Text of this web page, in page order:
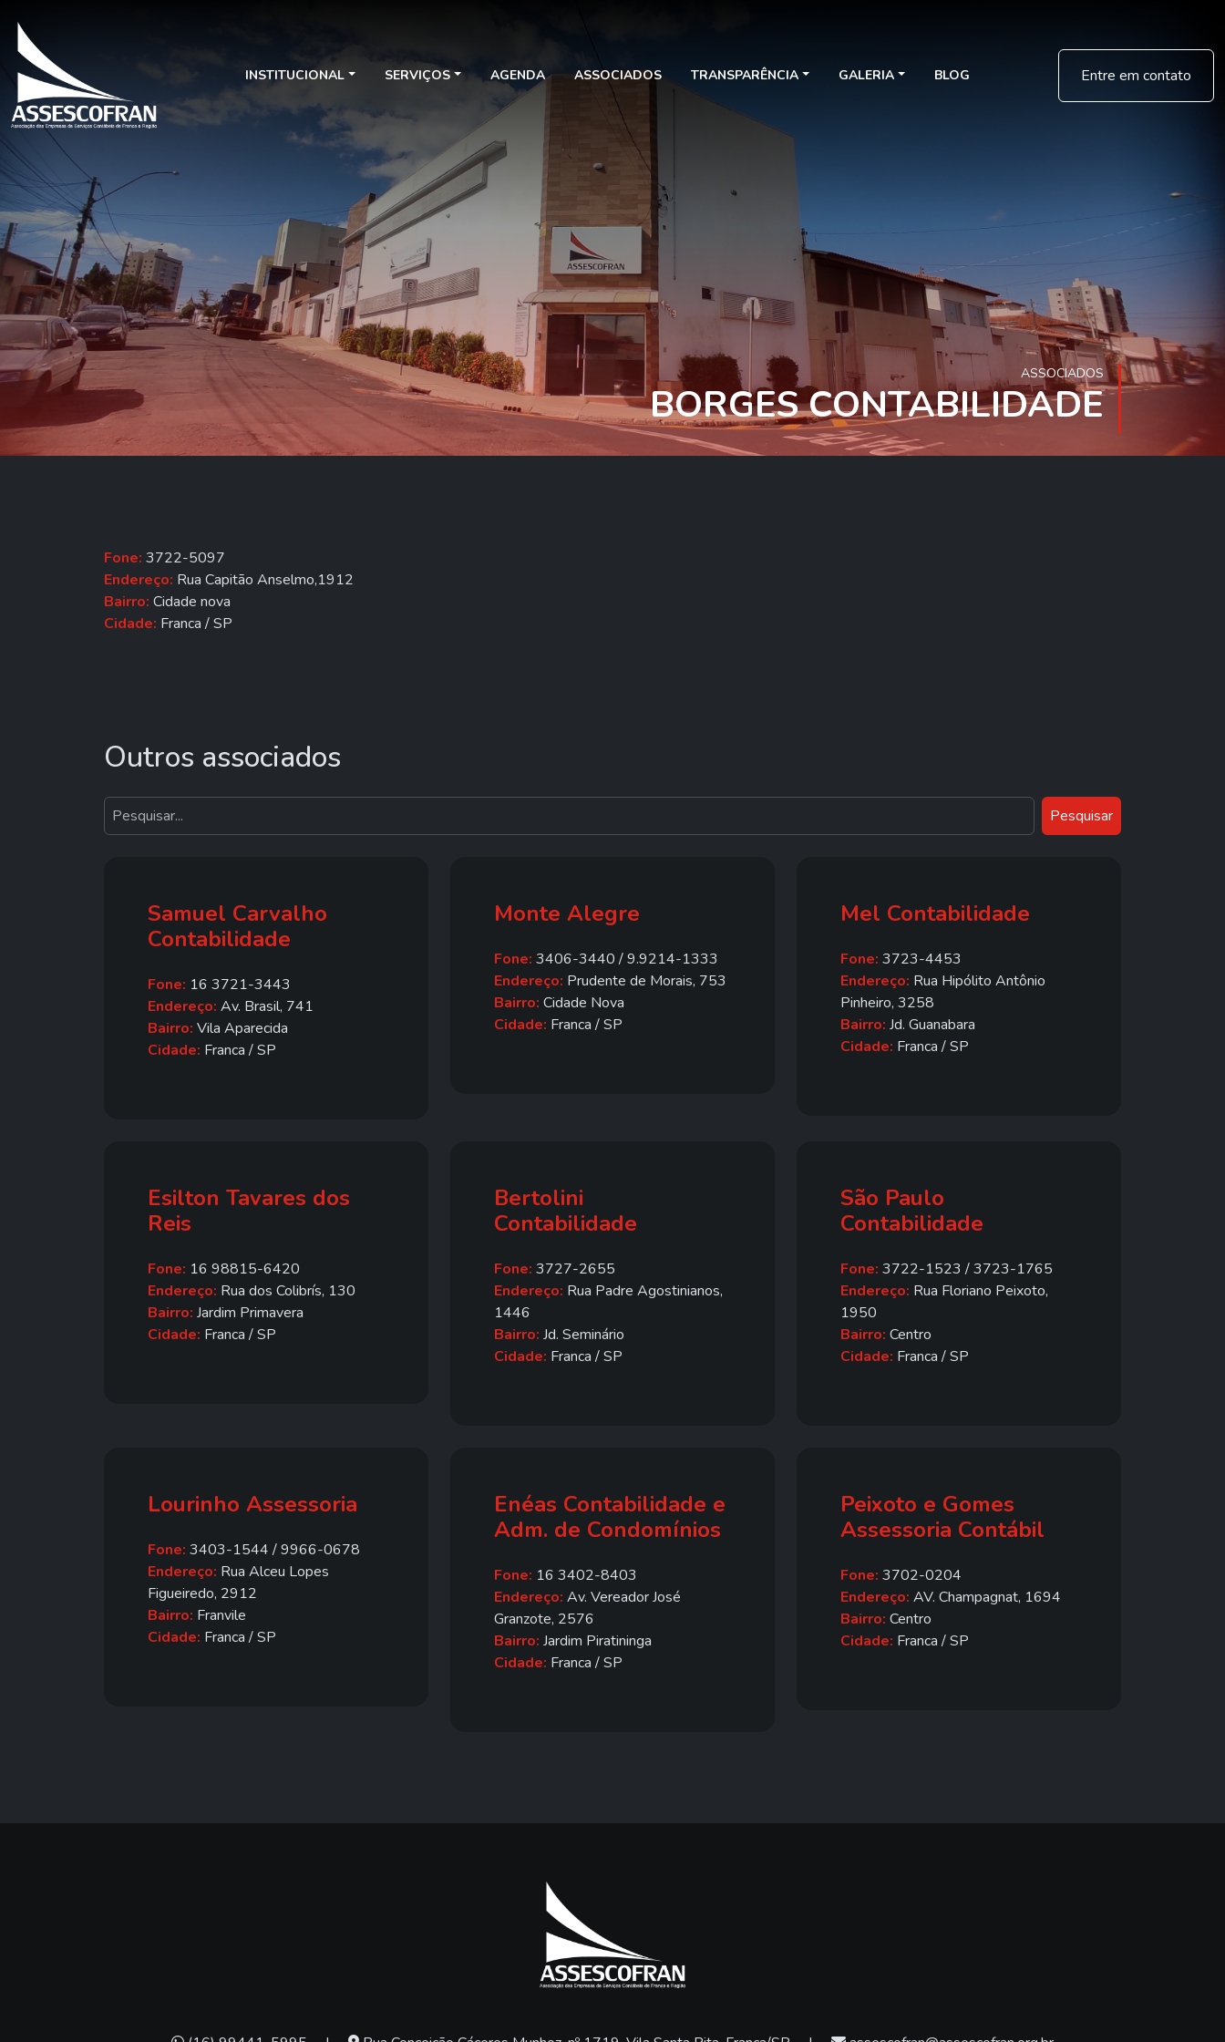
INSTITUCIONAL SERVIÇOS AGENDA ASSOCIADOS TRANSPARÊNCIA GALERIA BLOG Entre em contato
ASSOCIADOS
BORGES CONTABILIDADE
Fone: 3722-5097
Endereço: Rua Capitão Anselmo,1912
Bairro: Cidade nova
Cidade: Franca / SP
Outros associados
Pesquisar
Samuel Carvalho
Contabilidade
Fone: 16 3721-3443
Endereço: Av. Brasil, 741
Bairro: Vila Aparecida
Cidade: Franca / SP
Monte Alegre
Fone: 3406-3440 / 9.9214-1333
Endereço: Prudente de Morais, 753
Bairro: Cidade Nova
Cidade: Franca / SP
Mel Contabilidade
Fone: 3723-4453
Endereço: Rua Hipólito Antônio
Pinheiro, 3258
Bairro: Jd. Guanabara
Cidade: Franca / SP
Esilton Tavares dos
Reis
Fone: 16 98815-6420
Endereço: Rua dos Colibrís, 130
Bairro: Jardim Primavera
Cidade: Franca / SP
Bertolini
Contabilidade
Fone: 3727-2655
Endereço: Rua Padre Agostinianos,
1446
Bairro: Jd. Seminário
Cidade: Franca / SP
São Paulo
Contabilidade
Fone: 3722-1523 / 3723-1765
Endereço: Rua Floriano Peixoto,
1950
Bairro: Centro
Cidade: Franca / SP
Lourinho Assessoria
Fone: 3403-1544 / 9966-0678
Endereço: Rua Alceu Lopes
Figueiredo, 2912
Bairro: Franvile
Cidade: Franca / SP
Enéas Contabilidade e
Adm. de Condomínios
Fone: 16 3402-8403
Endereço: Av. Vereador José
Granzote, 2576
Bairro: Jardim Piratininga
Cidade: Franca / SP
Peixoto e Gomes
Assessoria Contábil
Fone: 3702-0204
Endereço: AV. Champagnat, 1694
Bairro: Centro
Cidade: Franca / SP